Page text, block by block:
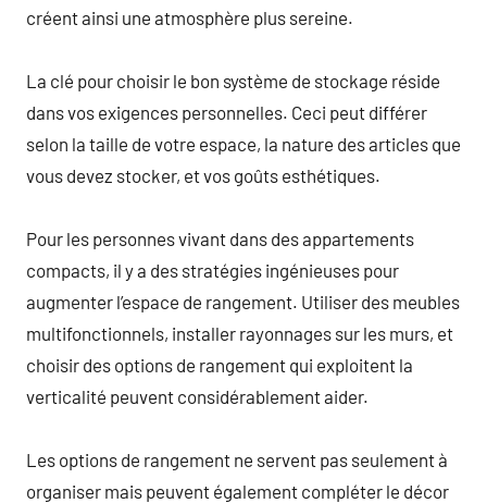
créent ainsi une atmosphère plus sereine.
La clé pour choisir le bon système de stockage réside
dans vos exigences personnelles. Ceci peut différer
selon la taille de votre espace, la nature des articles que
vous devez stocker, et vos goûts esthétiques.
Pour les personnes vivant dans des appartements
compacts, il y a des stratégies ingénieuses pour
augmenter l’espace de rangement. Utiliser des meubles
multifonctionnels, installer rayonnages sur les murs, et
choisir des options de rangement qui exploitent la
verticalité peuvent considérablement aider.
Les options de rangement ne servent pas seulement à
organiser mais peuvent également compléter le décor